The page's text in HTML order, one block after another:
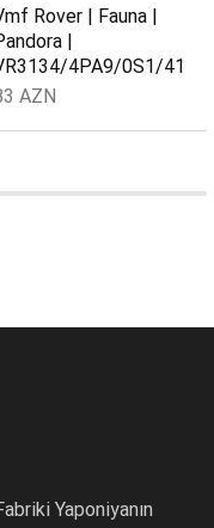
Rover | Fauna |
|
4PA9/0S1/41
AZN
Yaponiyanın